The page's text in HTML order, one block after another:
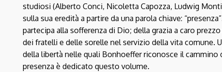
studiosi (Alberto Conci, Nicoletta Capozza, Ludwig
sulla sua eredità a partire da una parola chiave:
partecipa alla sofferenza di Dio; della grazia a caro
dei fratelli e delle sorelle nel servizio della vita comune.
della libertà nelle quali Bonhoeffer riconosce il cammino
presenza è dedicato questo volume.